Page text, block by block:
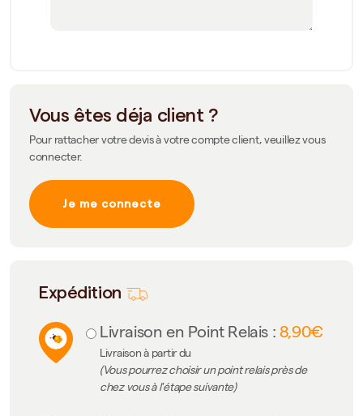
Vous êtes déja client ?
Pour rattacher votre devis à votre compte client, veuillez vous
connecter.
Je me connecte
Expédition
Livraison en Point Relais : 8,90€
Livraison à partir du
(Vous pourrez choisir un point relais près de
chez vous à l'étape suivante)